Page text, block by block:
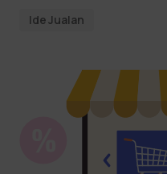
Ide Jualan